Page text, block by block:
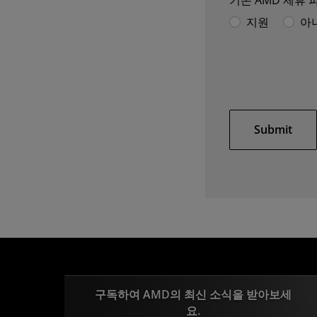
지원
아
Submit
구독하여 AMD의 최신 소식을 받아보세
요.